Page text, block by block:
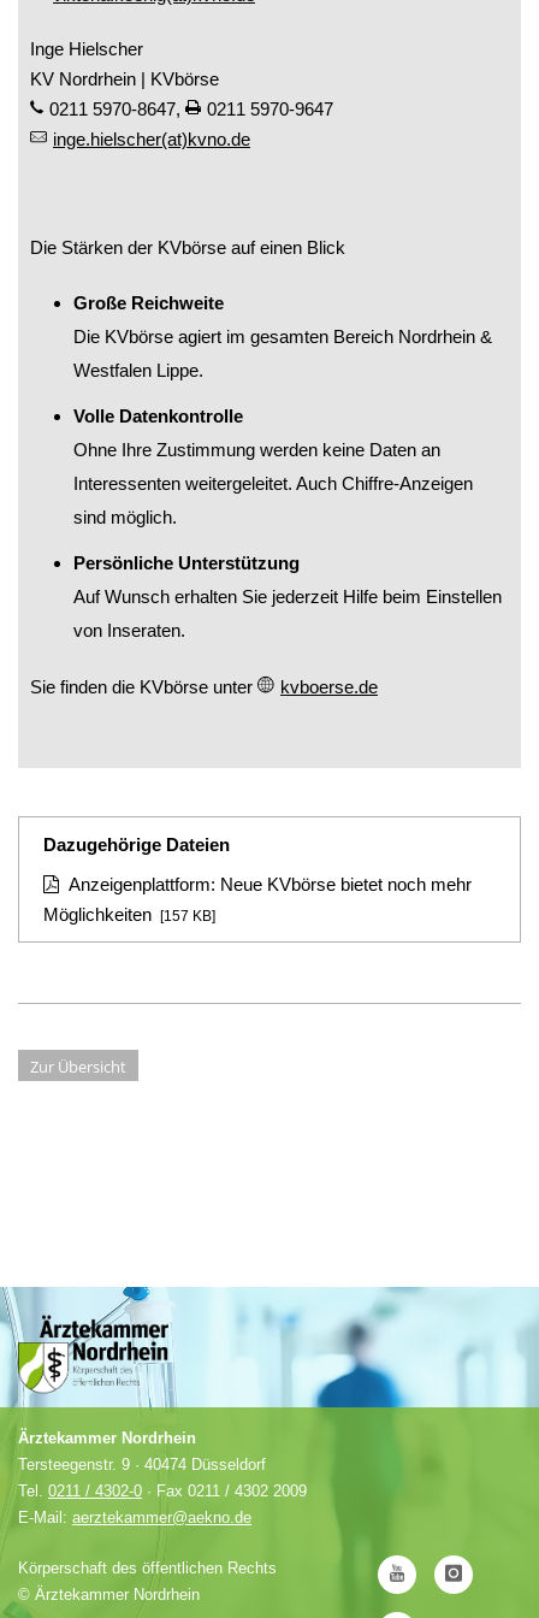
Inge Hielscher
KV Nordrhein | KVbörse
0211 5970-8647,
0211 5970-9647
inge.hielscher(at)kvno.de
Die Stärken der KVbörse auf einen Blick
Große Reichweite
Die KVbörse agiert im gesamten Bereich Nordrhein &
Westfalen Lippe.
Volle Datenkontrolle
Ohne Ihre Zustimmung werden keine Daten an
Interessenten weiterge­leitet. Auch Chiffre-Anzeigen
sind möglich.
Persönliche Unterstützung
Auf Wunsch erhalten Sie jederzeit Hilfe beim Einstellen
von Inseraten.
Sie finden die KVbörse unter kvboerse.de
Dazugehörige Dateien
Anzeigenplattform: Neue KVbörse bietet noch mehr
Möglichkeiten [157 KB]
Zur Übersicht
Ärztekammer Nordrhein
Tersteegenstr. 9 · 40474 Düsseldorf
Tel. 0211 / 4302-0 · Fax 0211 / 4302 2009
E-Mail: aerztekammer@aekno.de
Körperschaft des öffentlichen Rechts
© Ärztekammer Nordrhein